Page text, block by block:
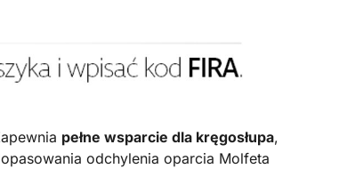
pełne wsparcie dla kręgosłupa,
odchylenia oparcia Molfeta